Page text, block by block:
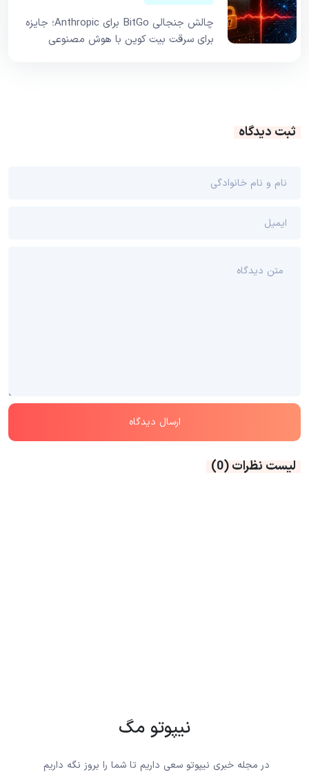
چالش جنجالی BitGo برای Anthropic؛ جایزه
برای سرقت بیت کوین با هوش مصنوعی
ثبت دیدگاه
لیست نظرات(0)
نیپوتو مگ
در مجله خبری نیپوتو سعی داریم تا شما را بروز نگه داریم